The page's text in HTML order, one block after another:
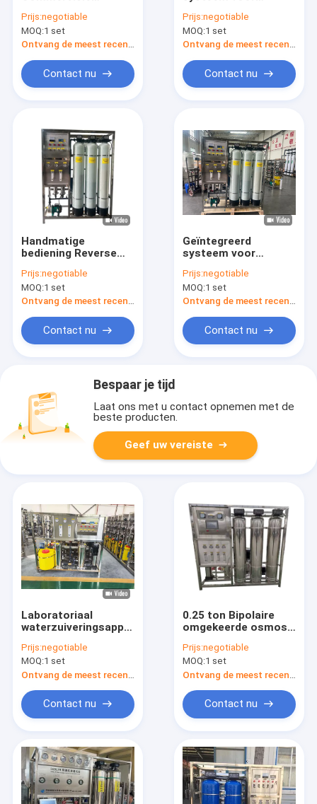
Omgekeerde osmose
Gereinigd water
machine
Prijs:negotiable
MOQ:1 set
Contact nu
voor scheiding en
zuivering
Prijs:negotiable
MOQ:1 set
Contact nu
Handmatige
bediening Reverse
waterreiniger
machine
Drinkwaterbehandeling
Prijs:negotiable
MOQ:1 set
Ontvang de meest recente Prijs
Contact nu
Geïntegreerd
systeem voor
voor huishoudens
van ziekenhuis- en
hotelklasse Efficiënt
reiniger Stalen
waterzuiveringsmachines
Prijs:negotiable
MOQ:1 set
Ontvang de meest recente Prijs
Contact nu
Bespaar je tijd
Laat ons met u contact opnemen met de
beste producten.
Geef uw vereiste
Laboratoriaal
waterzuiveringsapparaat
osmose
Prijs:negotiable
MOQ:1 set
Contact nu
0.25 ton Bipolaire
omgekeerde osmose
Alle roestvrij staal
materiaal veilig te
gebruiken
Prijs:negotiable
MOQ:1 set
Contact nu